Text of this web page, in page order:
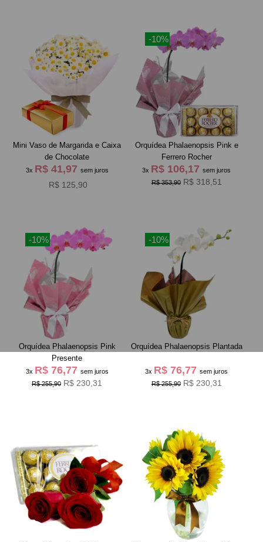
Mini Vaso de Margarida e Caixa
de Chocolate
3x R$ 41,97 sem juros
R$ 125,90
-10%
Orquídea Phalaenopsis Pink e
Ferrero Rocher
3x R$ 106,17sem juros
R$ 353,90 R$ 318,51
-10%
Orquídea Phalaenopsis Pink
Presente
3x R$ 76,77 sem juros
R$ 255,90 R$ 230,31
-10%
Orquídea Phalaenopsis Plantada
3x R$ 76,77sem juros
R$ 255,90 R$ 230,31